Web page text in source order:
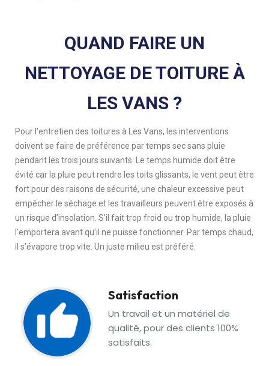
QUAND FAIRE UN
NETTOYAGE DE TOITURE À
LES VANS ?
Pour l’entretien des toitures à Les Vans, les interventions
doivent se faire de préférence par temps sec sans pluie
pendant les trois jours suivants. Le temps humide doit être
évité car la pluie peut rendre les toits glissants, le vent peut être
fort pour des raisons de sécurité, une chaleur excessive peut
empêcher le séchage et les travailleurs peuvent être exposés à
un risque d’insolation. S’il fait trop froid ou trop humide, la pluie
l’emportera avant qu’il ne puisse fonctionner. Par temps chaud,
il s’évapore trop vite. Un juste milieu est préféré.
Satisfaction
Un travail et un matériel de
qualité, pour des clients 100%
satisfaits.